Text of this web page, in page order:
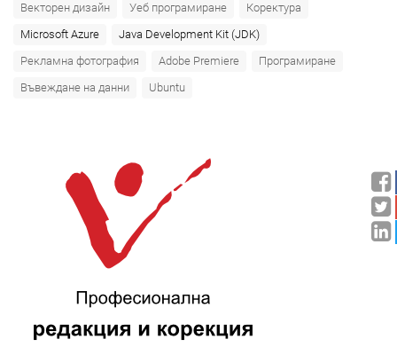
Векторен дизайн
Уеб програмиране
Коректура
Microsoft Azure‎
Java Development Kit (JDK)
Рекламна фотография
Adobe Premiere
Програмиране
Въвеждане на данни
Ubuntu